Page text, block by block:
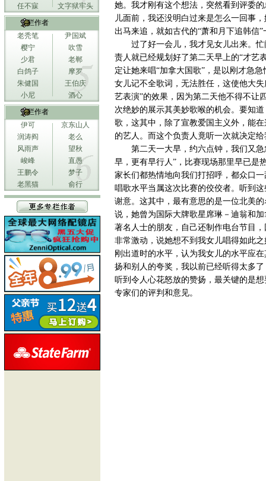
任不寐
文字狱牢头
专栏作者
老秃笔
尹国斌
樱宁
吹雪
少君
老郸
白鸽子
摩罗
朱健国
王伯庆
小尼
酒心
专栏作者
伊可
京东山人
润涛阎
老么
风雨声
望秋
峻峰
直愚
王鹏令
梦子
老黑猫
俞行
她。我才刚有这个想法，突然看到评委
儿面前，我还没明白过来是怎么一回事
出马来追，就如古代的“萧和月下追韩信
过了好一会儿，我才见女儿出来。
责人就已经规划好了第二天早上的“才艺
定让她来唱“加拿大国歌”，是以刚才急
女儿记不全歌词，无法胜任，这使他大
艺表演”的效果，因为第二天他不得不让
次绝妙的展示其美妙歌喉的机会。要知
歌，这其中，除了宣教爱国主义外，能
的艺人。而这个负责人竟听一次就决定
第二天一大早，约六点钟，我们又
早，更有早行人”，比赛现场那里早已是
家长们都热情地向我们打招呼，都众口
唱歌水平当属这次比赛的佼佼者。听到
谢意。这其中，最有意思的是一位北美
说，她曾为国际大牌歌星席琳－迪翁和
著名人士的朋友，自己还制作电台节目
非常激动，说她想不到我女儿唱得如此
刚出道时的水平，认为我女儿的水平应
扬和别人的夸奖，我以前已经听得太多
听到令人心花怒放的赞扬，最关键的是
专家们的评判和意见。